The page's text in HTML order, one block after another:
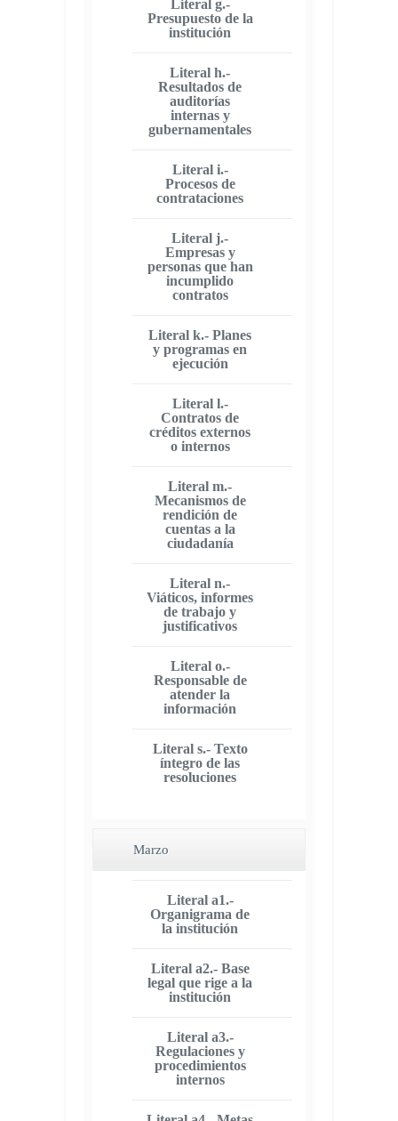
Literal g.-
Presupuesto de la
institución
Literal h.-
Resultados de
auditorías
internas y
gubernamentales
Literal i.-
Procesos de
contrataciones
Literal j.-
Empresas y
personas que han
incumplido
contratos
Literal k.- Planes
y programas en
ejecución
Literal l.-
Contratos de
créditos externos
o internos
Literal m.-
Mecanismos de
rendición de
cuentas a la
ciudadanía
Literal n.-
Viáticos, informes
de trabajo y
justificativos
Literal o.-
Responsable de
atender la
información
Literal s.- Texto
íntegro de las
resoluciones
Marzo
Literal a1.-
Organigrama de
la institución
Literal a2.- Base
legal que rige a la
institución
Literal a3.-
Regulaciones y
procedimientos
internos